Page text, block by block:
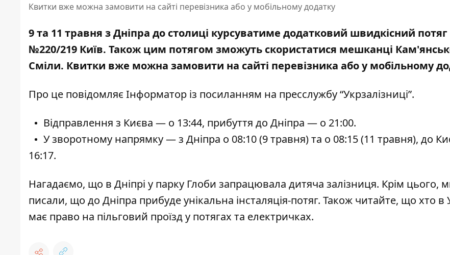
Квитки вже можна замовити на сайті перевізника або у мобільному додатку
9 та 11 травня з Дніпра до столиці курсуватиме додатковий швидкісний потяг
№220/219 Київ. Також цим потягом зможуть скористатися мешканці
Сміли. Квитки вже можна замовити на сайті перевізника або у мобільному
Про це повідомляє Інформатор із посиланням на пресслужбу “Укрзалізниці”.
Відправлення з Києва — о 13:44, прибуття до Дніпра — о 21:00.
У зворотному напрямку — з Дніпра о 08:10 (9 травня) та о 08:15 (11 травня), до
16:17.
Нагадаємо, що в Дніпрі у парку Глоби запрацювала дитяча залізниця. Крім цього,
писали, що до Дніпра прибудеунікальна інсталяція-потяг. Також читайте, що хто в
має право на пільговий проїзд у потягах та електричках.